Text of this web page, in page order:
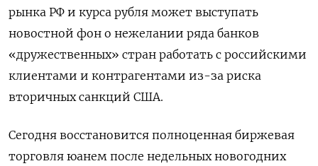
рынка РФ и курса рубля может выступать
новостной фон о нежелании ряда банков
«дружественных» стран работать с российскими
клиентами и контрагентами из-за риска
вторичных санкций США.
Сегодня восстановится полноценная биржевая
торговля юанем после недельных новогодних